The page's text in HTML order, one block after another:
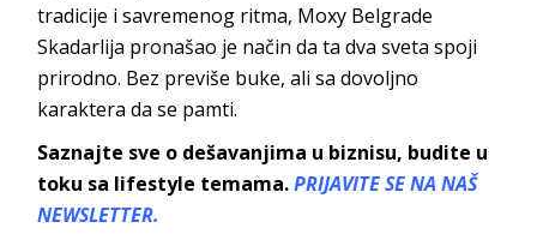
tradicije i savremenog ritma, Moxy Belgrade
Skadarlija pronašao je način da ta dva sveta spoji
prirodno. Bez previše buke, ali sa dovoljno
karaktera da se pamti.
Saznajte sve o dešavanjima u biznisu, budite u
toku sa lifestyle temama.PRIJAVITE SE NA NAŠ
NEWSLETTER.